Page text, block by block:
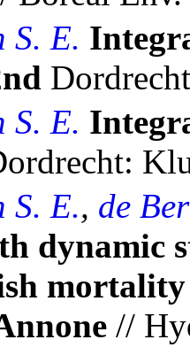
S. E.
S. E.
S. E., de
dynamic
//